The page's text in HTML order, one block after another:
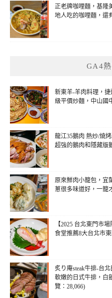
正老牌咖哩麵，基隆
地人吃的咖哩麵，還
GA4
新東羊-羊肉料理，
級平價炒麵，中山國
龍江35鵝肉 熱炒/燒
超強的鵝肉和隱藏版
原來鮮肉小籠包，宜
蔥很多味道好，一籠
【2025 台北東門市
食堂推薦8大台北市
炙り庵steak牛排-台
軟嫩的日式牛排，白
覽：28,066)